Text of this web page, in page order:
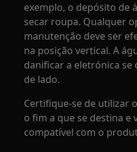
exemplo, o depósito de
secar roupa. Qualquer
manutenção deve ser
na posição vertical. A
danificar a eletrónica
de lado.
Certifique-se de utilizar
o fim a que se destina e
compatível com o